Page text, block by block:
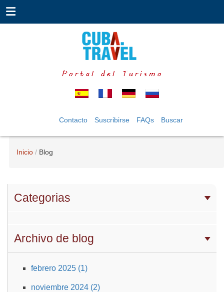
Portal del Turismo
Contacto Suscribirse FAQs Buscar
Inicio Blog
Categorias
Archivo de blog
febrero 2025 (1)
noviembre 2024 (2)